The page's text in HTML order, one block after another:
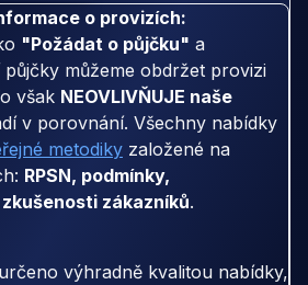
o provizích:
"Požádat o půjčku" a
půjčky můžeme obdržet provizi
však NEOVLIVŇUJE naše
v porovnání. Všechny nabídky
metodiky založené na
RPSN, podmínky,
zákazníků.
výhradně kvalitou nabídky,